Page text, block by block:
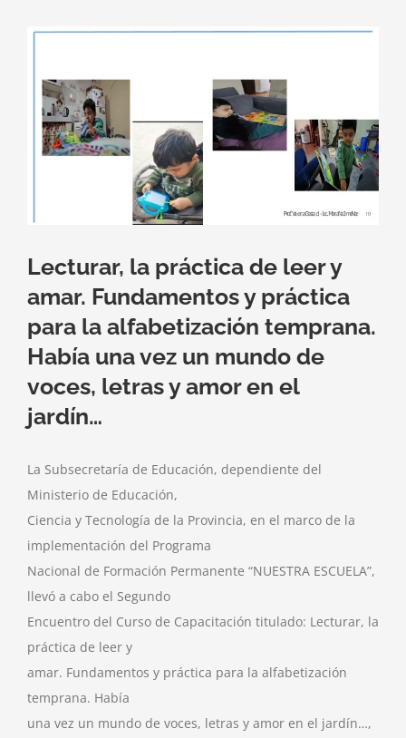
Ver
más
grande
Lecturar, la práctica de leer y
amar. Fundamentos y práctica
para la alfabetización temprana.
Había una vez un mundo de
voces, letras y amor en el
jardín…
La Subsecretaría de Educación, dependiente del
Ministerio de Educación,
Ciencia y Tecnología de la Provincia, en el marco de la
implementación del Programa
Nacional de Formación Permanente “NUESTRA ESCUELA”,
llevó a cabo el Segundo
Encuentro del Curso de Capacitación titulado: Lecturar, la
práctica de leer y
amar. Fundamentos y práctica para la alfabetización
temprana. Había
una vez un mundo de voces, letras y amor en el jardín…,